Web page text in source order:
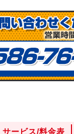
サービス/料金表